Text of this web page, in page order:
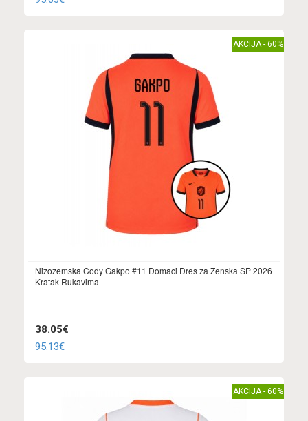
AKCIJA - 60%
Nizozemska Cody Gakpo #11 Domaci Dres za Ženska SP 2026
Kratak Rukavima
38.05€
95.13€
AKCIJA - 60%